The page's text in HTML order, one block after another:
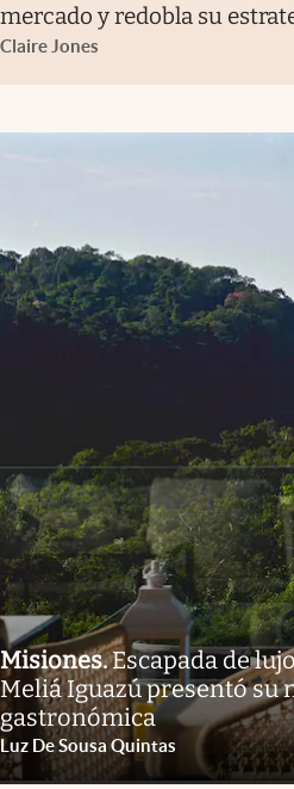
mercado y redobla su
Claire Jones
Misiones.Escapada de
Meliá Iguazú presentó su
gastronómica
Luz De Sousa Quintas